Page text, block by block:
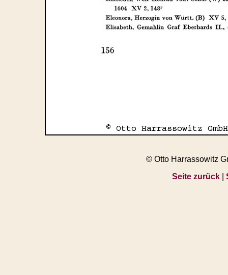
© Otto Harrassowitz
Seite zurück|